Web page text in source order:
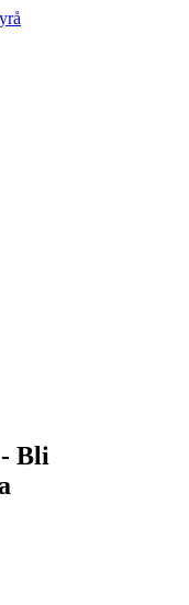
Bli